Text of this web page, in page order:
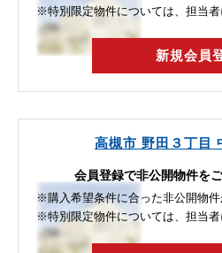
※特別限定物件については、担当者
新規会員
高槻市 野田３丁目
会員登録で非公開物件を
※購入希望条件に合った非公開物件
※特別限定物件については、担当者